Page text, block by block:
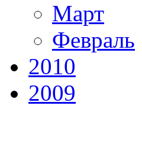
Март
Февраль
2010
2009